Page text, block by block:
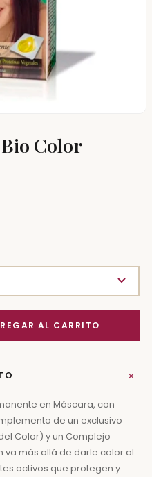
Color
+
en Máscara, con
de un exclusivo
Color) y un Complejo
va más allá de darle color al
activos que protegen y